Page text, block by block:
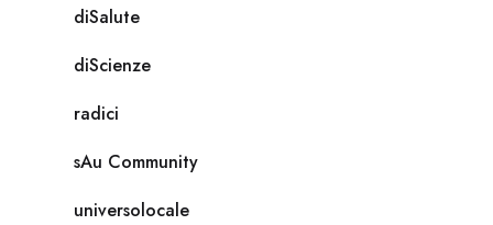
diSalute
diScienze
radici
sAu Community
universolocale